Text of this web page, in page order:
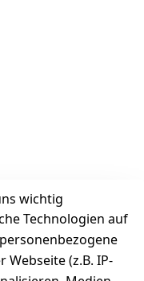
wichtig
Technologien auf
Webseite (z.B. IP-